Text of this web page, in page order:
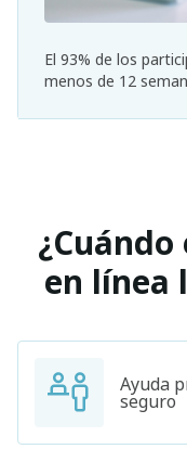
El 93% de los
menos de 12
en línea
Ayuda
seguro